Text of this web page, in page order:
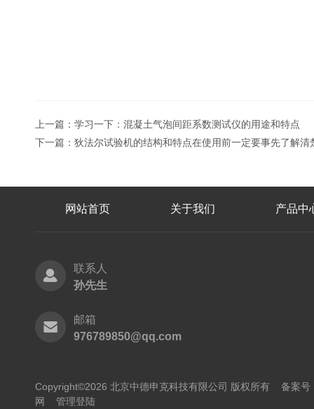
上一篇： 学习一下：混凝土气泡间距系数测试仪的用途和特点
下一篇： 狄法尔试验机的结构和特点在使用前一定要事先了解清
网站首页 关于我们 产品中
联系人
孙先生
邮箱
976789850@qq.com
Copyright©2026 北京中德申克科技有限公司 版权所有 备案号
网
管理登陆